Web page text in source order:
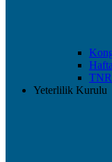
Yeterlilik Kurulu